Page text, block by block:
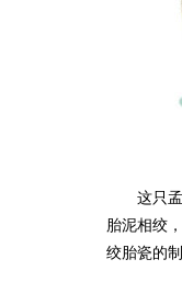
这只
胎泥相绞
绞胎瓷的